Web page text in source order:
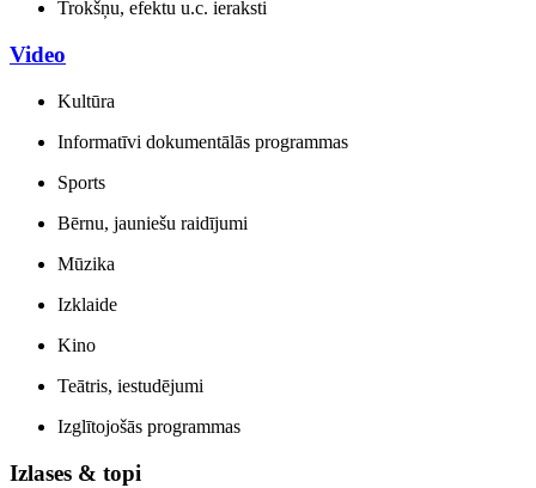
Trokšņu, efektu u.c. ieraksti
Video
Kultūra
Informatīvi dokumentālās programmas
Sports
Bērnu, jauniešu raidījumi
Mūzika
Izklaide
Kino
Teātris, iestudējumi
Izglītojošās programmas
Izlases & topi